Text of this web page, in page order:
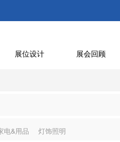
展位设计 展会回顾
电&用品 灯饰照明